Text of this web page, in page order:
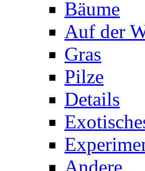
Bäume
Auf der
Gras
Pilze
Details